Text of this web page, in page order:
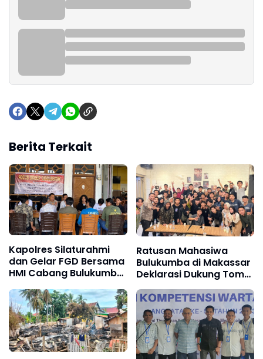
Berita Terkait
Kapolres Silaturahmi
dan Gelar FGD Bersama
HMI Cabang Bulukumba,
Ratusan Mahasiwa
Bulukumba di Makassar
Deklarasi Dukung Tomy
Satria di DPR RI Sulsel 2